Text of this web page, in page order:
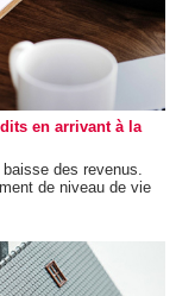
en arrivant à la
des revenus.
de niveau de vie